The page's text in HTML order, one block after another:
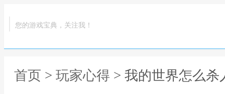
您的游戏宝典，关注我！
首页 > 玩家心得 > 我的世界怎么